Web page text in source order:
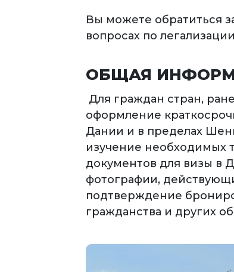
Вы можете обратиться
вопросах по
ОБЩАЯ
Для граждан стран,
оформление
Дании и в пределах
изучение необходимых
документов для визы в
фотографии,
подтверждение
гражданства и других